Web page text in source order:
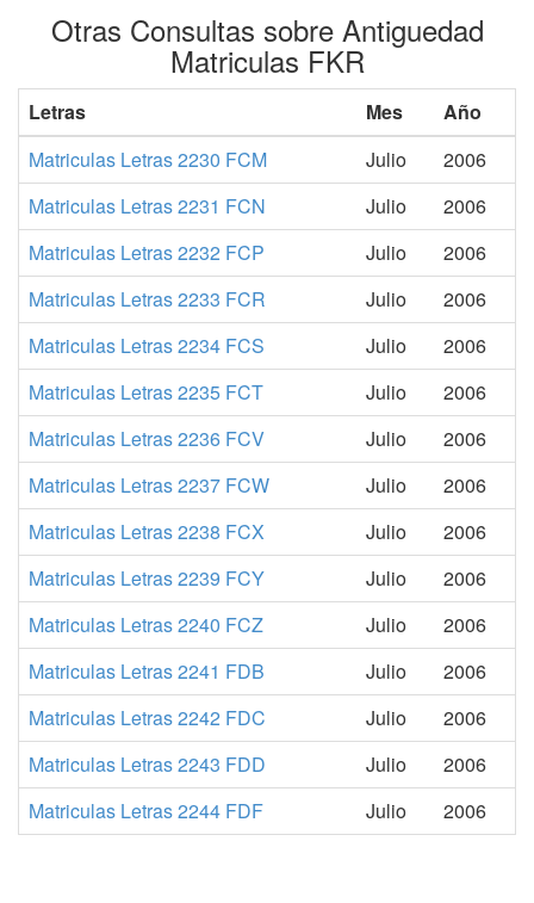
Otras Consultas sobre Antiguedad
Matriculas FKR
Letras Mes
Año
Matriculas Letras 2230 FCM
Julio
2006
Matriculas Letras 2231 FCN
Julio
2006
Matriculas Letras 2232 FCP
Julio
2006
Matriculas Letras 2233 FCR
Julio
2006
Matriculas Letras 2234 FCS
Julio
2006
Matriculas Letras 2235 FCT
Julio
2006
Matriculas Letras 2236 FCV
Julio
2006
Matriculas Letras 2237 FCW
Julio
2006
Matriculas Letras 2238 FCX
Julio
2006
Matriculas Letras 2239 FCY
Julio
2006
Matriculas Letras 2240 FCZ
Julio
2006
Matriculas Letras 2241 FDB
Julio
2006
Matriculas Letras 2242 FDC
Julio
2006
Matriculas Letras 2243 FDD
Julio
2006
Matriculas Letras 2244 FDF
Julio 2006